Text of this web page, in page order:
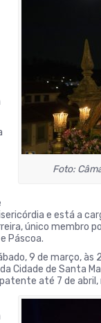
Foto:
e está a
único membro
Páscoa.
9 de março,
Cidade de Santa
até 7 de